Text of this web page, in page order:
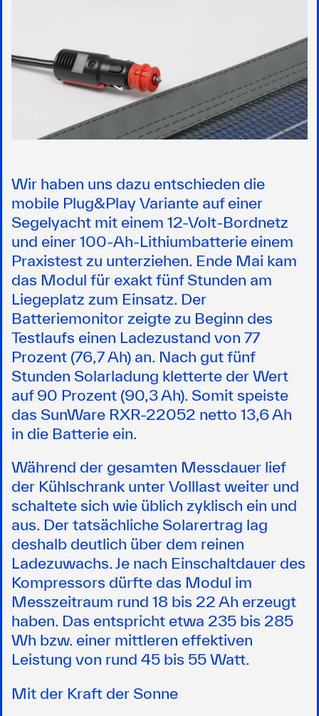
Wir haben uns dazu entschieden die
mobile Plug&Play Variante auf einer
Segelyacht mit einem 12-Volt-Bordnetz
und einer 100-Ah-Lithiumbatterie einem
Praxistest zu unterziehen. Ende Mai kam
das Modul für exakt fünf Stunden am
Liegeplatz zum Einsatz. Der
Batteriemonitor zeigte zu Beginn des
Testlaufs einen Ladezustand von 77
Prozent (76,7 Ah) an. Nach gut fünf
Stunden Solarladung kletterte der Wert
auf 90 Prozent (90,3 Ah). Somit speiste
das SunWare RXR-22052 netto 13,6 Ah
in die Batterie ein.
Während der gesamten Messdauer lief
der Kühlschrank unter Volllast weiter und
schaltete sich wie üblich zyklisch ein und
aus. Der tatsächliche Solarertrag lag
deshalb deutlich über dem reinen
Ladezuwachs. Je nach Einschaltdauer des
Kompressors dürfte das Modul im
Messzeitraum rund 18 bis 22 Ah erzeugt
haben. Das entspricht etwa 235 bis 285
Wh bzw. einer mittleren effektiven
Leistung von rund 45 bis 55 Watt.
Mit der Kraft der Sonne